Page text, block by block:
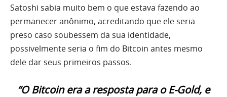
Satoshi sabia muito bem o que estava fazendo ao
permanecer anônimo, acreditando que ele seria
preso caso soubessem da sua identidade,
possivelmente seria o fim do Bitcoin antes mesmo
dele dar seus primeiros passos.
“O Bitcoin era a resposta para o E-Gold, e